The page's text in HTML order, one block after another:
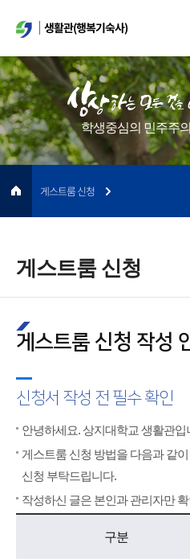
생활관(행복기숙사)
학생중심의 민주주
게스트룸 신청
게스트룸 신청
게스트룸 신청 작성
신청서 작성 전 필수 확인
안녕하세요. 상지대학교 생활관입
게스트룸 신청 방법을 다음과 같
신청 부탁드립니다.
작성하신 글은 본인과 관리자만
구분